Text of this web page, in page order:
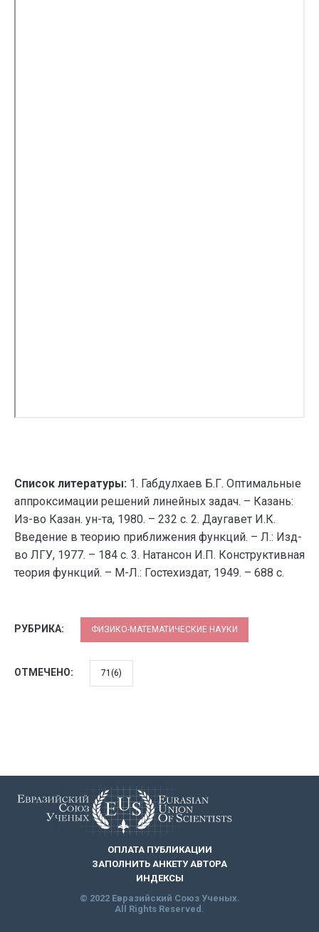
Список литературы: 1. Габдулхаев Б.Г. Оптимальные
аппроксимации решений линейных задач. – Казань:
Из-во Казан. ун-та, 1980. – 232 с. 2. Даугавет И.К.
Введение в теорию приближения функций. – Л.: Изд-
во ЛГУ, 1977. – 184 с. 3. Натансон И.П. Конструктивная
теория функций. – М-Л.: Гостехиздат, 1949. – 688 с.
РУБРИКА: ФИЗИКО-МАТЕМАТИЧЕСКИЕ НАУКИ
ОТМЕЧЕНО: 71(6)
ОПЛАТА ПУБЛИКАЦИИ
ЗАПОЛНИТЬ АНКЕТУ АВТОРА
ИНДЕКСЫ
© 2022 Евразийский Союз Ученых.
All Rights Reserved.